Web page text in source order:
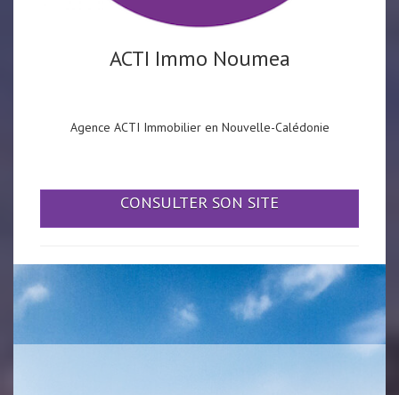
ACTI Immo Noumea
Agence ACTI Immobilier en Nouvelle-Calédonie
CONSULTER SON SITE